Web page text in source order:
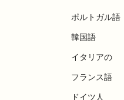
ポルトガル語
韓国語
イタリアの
フランス語
ドイツ人